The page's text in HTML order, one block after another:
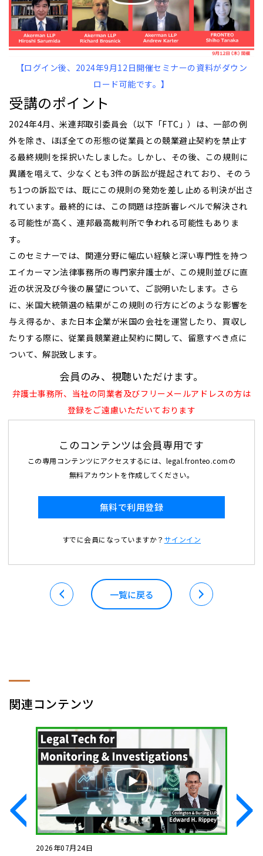
【ログイン後、2024年9月12 日開催セミナーの資料がダウン
ロード可能です。】
受講のポイント
2024年4月、米連邦取引委員会（以下「FTC」）は、一部の例
外を除き、ほぼ全ての形態の従業員との競業避止契約を禁止す
る最終規則を採択いたしました。しかし、その後、この規則に
異議を唱えて、少なくとも3件の訴訟が提起されており、そのう
ち1つの訴訟では、既にこの規則の発効を差し止める判決が出さ
れています。最終的には、この問題は控訴審レベルで解決され
る可能性が高く、連邦最高裁判所で争われる可能性もありま
す。
このセミナーでは、関連分野に幅広い経験と深い専門性を持つ
エイカーマン法律事務所の専門家弁護士が、この規則並びに直
近の状況及び今後の展望について、ご説明いたします。さら
に、米国大統領選の結果がこの規則の行方にどのような影響を
与え得るか、また日本企業が米国の会社を運営したり、買収し
たりする際に、従業員競業避止契約に関して、留意すべき点に
ついて、解説致します。
会員のみ、視聴いただけます。
弁護士事務所、当社の同業者及びフリーメールアドレスの方は
登録をご遠慮いただいております
このコンテンツは会員専用です
この専用コンテンツにアクセスするには、legal.fronteo.comの
無料アカウントを作成してください。
無料で利用登録
すでに会員になっていますか？ サインイン
一覧に戻る
関連コンテンツ
2026年07月24日